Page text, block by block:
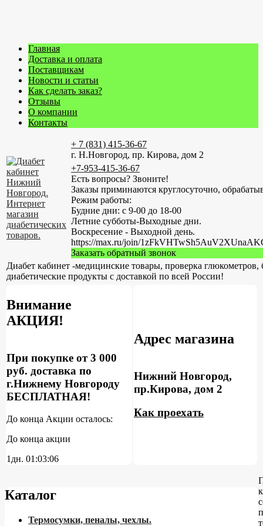
Главная
Доставка и оплата
Поставщикам
Новости и статьи
Как сделать заказ?
Отзывы
О компании
Контакты
+ 7 (831) 415-36-67
г. Н.Новгород, пр. Кирова, дом 2
+7-953-415-36-67
Есть вопросы? Звоните!
Заказы приминаются круглосуточно,
Режим работы:
Будние дни: с 9-00 до 18-00
Летние субботы-Выходные дни.
Воскресение - Выходной день.
https://max.ru/join/
Заказать обратный звонок
Диабет кабинет -медицинские товары, проверка глюкометров,
диабетические продукты с доставкой по всей России!
Внимание
АКЦИЯ!
При покупке от 3 000
руб. доставка по
г.Нижнему Новгороду
БЕСПЛАТНАЯ!
До конца Акции осталось:
До конца акции
1дн. 01:03:05
Адрес магазина
Нижний Новгород,
пр.Кирова, дом 2
Как проехать
Каталог
Термосумки, пеналы, чехлы.
к